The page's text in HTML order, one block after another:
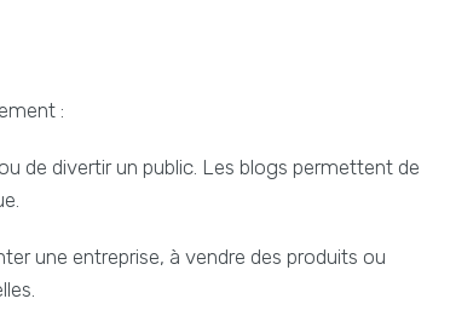
:
de divertir un public. Les blogs permettent de
une entreprise, à vendre des produits ou